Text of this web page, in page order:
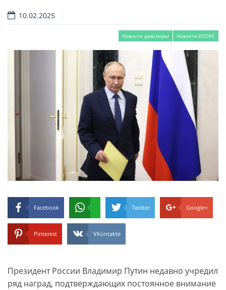
10.02.2025
Новости диаспоры Новости КСОРС
Facebook Twitter Google+
Pinterest VKontakte
Президент России Владимир Путин недавно учредил
ряд наград, подтверждающих постоянное внимание